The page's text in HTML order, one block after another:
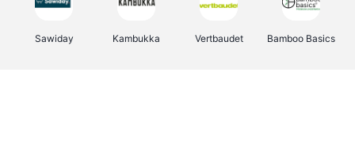
Sawiday Kambukka Vertbaudet Bamboo Basics